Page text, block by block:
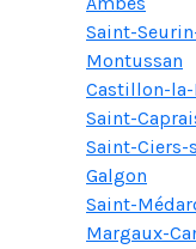
Saint-
Montussan
Castillon-
Saint-
Saint-Ciers-
Galgon
Saint-
Margaux-